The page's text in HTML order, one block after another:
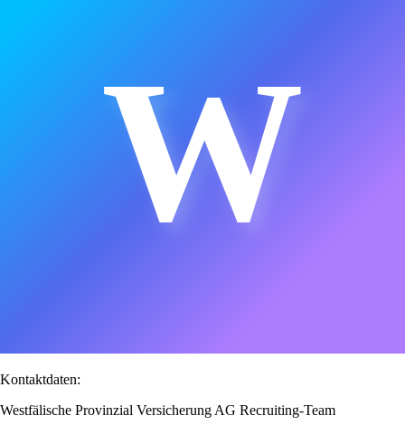
W
Kontaktdaten:
Westfälische Provinzial Versicherung AG Recruiting-Team